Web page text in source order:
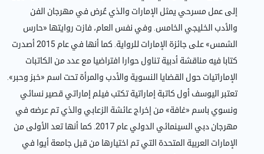
إلى عمل مسرحي يمثل الإمارات والذي عُرض في مهرجان الفن
والأدب الخليجي الخامس. وفي نفس العام، فازت روايتها «حارس
الشمس» على جائزة الإمارات للرواية. كما أنها في عام 2015 أصدرت
كتابا فيه مناقشة أدبية تناول حوارا افتراضيا مع عدد من الكاتبات
الإماراتيات حول القضايا النسوية والأدب والمرأة تحت اسم «خبز وحبر».
تعتبر اليوسف أول كاتبة إماراتية تكتب فيلم إماراتي قصير نسائي
ونسوي باسم «غافة» من إخراج عائشة الزعابي والذي تم عرضه في
مهرجان دبي السينمائي الدولي عام 2017. كما أنها تعد الأولى من
الإمارات العربية المتحدة التي تم اختيارها من قبل جامعة أيوا في